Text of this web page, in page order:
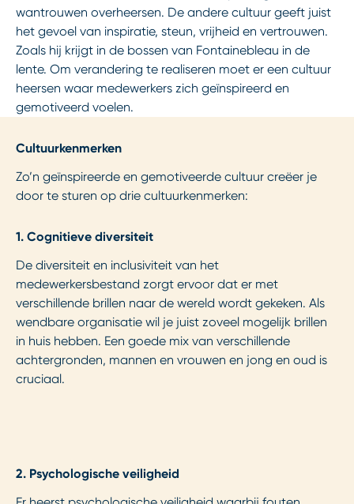
wantrouwen overheersen. De andere cultuur geeft juist
het gevoel van inspiratie, steun, vrijheid en vertrouwen.
Zoals hij krijgt in de bossen van Fontainebleau in de
lente. Om verandering te realiseren moet er een cultuur
heersen waar medewerkers zich geïnspireerd en
gemotiveerd voelen.
Cultuurkenmerken
Zo’n geïnspireerde en gemotiveerde cultuur creëer je
door te sturen op drie cultuurkenmerken:
1. Cognitieve diversiteit
De diversiteit en inclusiviteit van het
medewerkersbestand zorgt ervoor dat er met
verschillende brillen naar de wereld wordt gekeken. Als
wendbare organisatie wil je juist zoveel mogelijk brillen
in huis hebben. Een goede mix van verschillende
achtergronden, mannen en vrouwen en jong en oud is
cruciaal.
2. Psychologische veiligheid